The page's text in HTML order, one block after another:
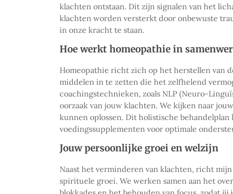
klachten ontstaan. Dit zijn signalen van het
klachten worden versterkt door onbewuste
in onze kracht te staan.
Hoe werkt homeopathie in
Homeopathie richt zich op het herstellen van
middelen in te zetten die het zelfhelend
coachingstechnieken, zoals NLP (Neuro-
oorzaak van jouw klachten. We kijken naar
kunnen oplossen. Dit holistische
voedingssupplementen voor optimale
Jouw persoonlijke groei en welzijn
Naast het verminderen van klachten, richt
spirituele groei. We werken samen aan het